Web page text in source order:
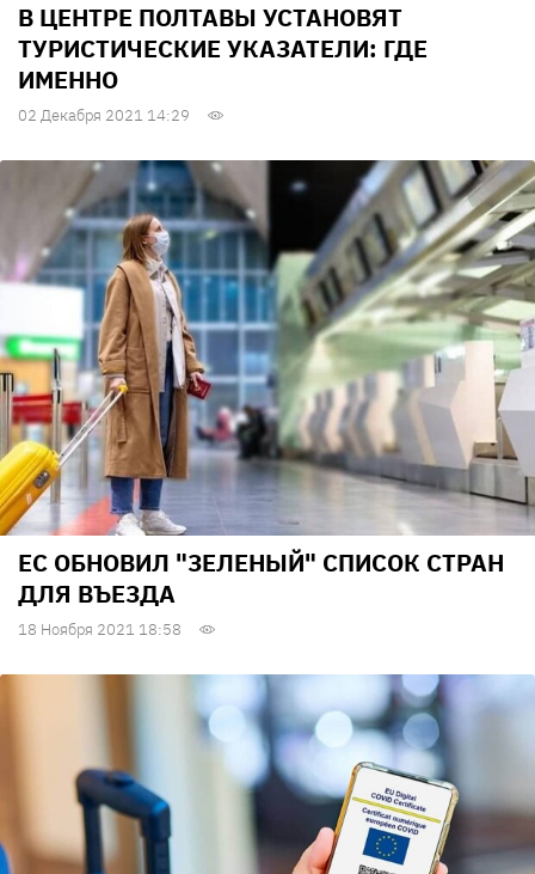
В ЦЕНТРЕ ПОЛТАВЫ УСТАНОВЯТ
ТУРИСТИЧЕСКИЕ УКАЗАТЕЛИ: ГДЕ
ИМЕННО
02 Декабря 2021 14:29
ЕС ОБНОВИЛ "ЗЕЛЕНЫЙ" СПИСОК СТРАН
ДЛЯ ВЪЕЗДА
18 Ноября 2021 18:58